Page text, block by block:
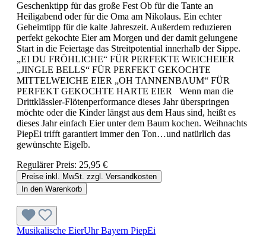
Geschenktipp für das große Fest Ob für die Tante an
Heiligabend oder für die Oma am Nikolaus. Ein echter
Geheimtipp für die kalte Jahreszeit. Außerdem reduzieren
perfekt gekochte Eier am Morgen und der damit gelungene
Start in die Feiertage das Streitpotential innerhalb der Sippe.
„EI DU FRÖHLICHE“ FÜR PERFEKTE WEICHEIER
„JINGLE BELLS“ FÜR PERFEKT GEKOCHTE
MITTELWEICHE EIER „OH TANNENBAUM“ FÜR
PERFEKT GEKOCHTE HARTE EIER Wenn man die
Drittklässler-Flötenperformance dieses Jahr überspringen
möchte oder die Kinder längst aus dem Haus sind, heißt es
dieses Jahr einfach Eier unter dem Baum kochen. Weihnachts
PiepEi trifft garantiert immer den Ton…und natürlich das
gewünschte Eigelb.
Regulärer Preis: 25,95 €
Preise inkl. MwSt. zzgl. Versandkosten
In den Warenkorb
Musikalische EierUhr Bayern PiepEi